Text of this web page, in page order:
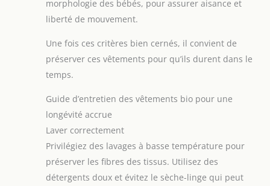
morphologie des bébés, pour assurer aisance et
liberté de mouvement.
Une fois ces critères bien cernés, il convient de
préserver ces vêtements pour qu’ils durent dans le
temps.
Guide d’entretien des vêtements bio pour une
longévité accrue
Laver correctement
Privilégiez des lavages à basse température pour
préserver les fibres des tissus. Utilisez des
détergents doux et évitez le sèche-linge qui peut